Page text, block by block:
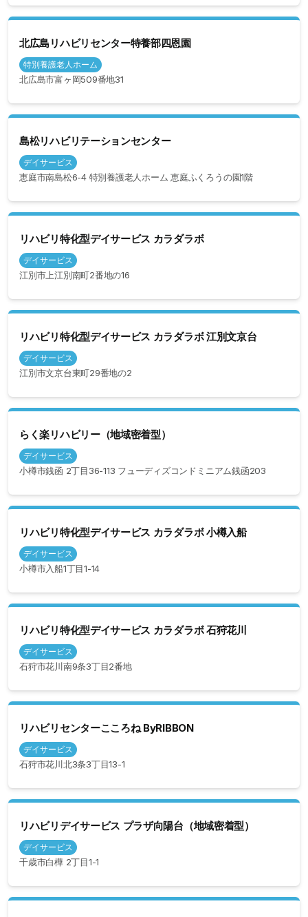
北広島リハビリセンター特養部四恩園
特別養護老人ホーム
北広島市富ヶ岡509番地31
島松リハビリテーションセンター
デイサービス
恵庭市南島松6-4 特別養護老人ホーム 恵庭ふくろうの園1階
リハビリ特化型デイサービス カラダラボ
デイサービス
江別市上江別南町2番地の16
リハビリ特化型デイサービス カラダラボ 江別文京台
デイサービス
江別市文京台東町29番地の2
らく楽リハビリー（地域密着型）
デイサービス
小樽市銭函 2丁目36-113 フューディズコンドミニアム銭函203
リハビリ特化型デイサービス カラダラボ 小樽入船
デイサービス
小樽市入船1丁目1-14
リハビリ特化型デイサービス カラダラボ 石狩花川
デイサービス
石狩市花川南9条3丁目2番地
リハビリセンターこころね ByRIBBON
デイサービス
石狩市花川北3条3丁目13-1
リハビリデイサービス プラザ向陽台（地域密着型）
デイサービス
千歳市白樺 2丁目1-1